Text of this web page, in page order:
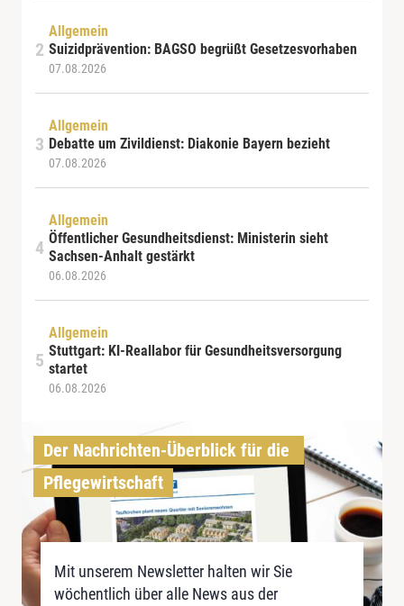
Allgemein
Suizidprävention: BAGSO begrüßt Gesetzesvorhaben
07.08.2026
Allgemein
Debatte um Zivildienst: Diakonie Bayern bezieht
07.08.2026
Allgemein
Öffentlicher Gesundheitsdienst: Ministerin sieht
Sachsen-Anhalt gestärkt
06.08.2026
Allgemein
Stuttgart: KI-Reallabor für Gesundheitsversorgung
startet
06.08.2026
Der Nachrichten-Überblick für die
Pflegewirtschaft
Mit unserem Newsletter halten wir Sie
wöchentlich über alle News aus der